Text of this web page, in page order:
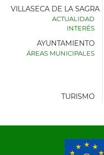
AYUNTAMIENTO
VILLASECA DE LA SAGRA
ACTUALIDAD
INTERÉS
AYUNTAMIENTO
ÁREAS MUNICIPALES
TURISMO